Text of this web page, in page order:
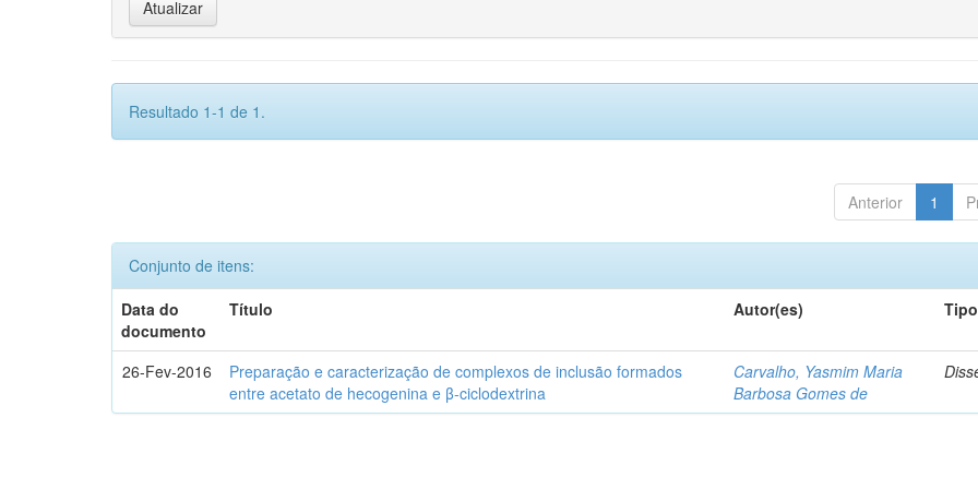
Resultado 1-1 de 1.
Anterior 1
Conjunto de itens:
Data do
documento
Título Autor(es) Tipo
26-Fev-2016
Preparação e caracterização de complexos de inclusão formados
entre acetato de hecogenina e β-ciclodextrina
Carvalho, Yasmim Maria
Barbosa Gomes de